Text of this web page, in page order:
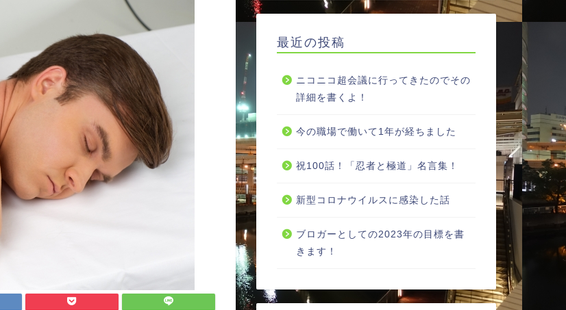
最近の投稿
ニコニコ超会議に行ってきたのでその
詳細を書くよ！
今の職場で働いて1年が経ちました
祝100話！「忍者と極道」名言集！
新型コロナウイルスに感染した話
ブロガーとしての2023年の目標を書
きます！